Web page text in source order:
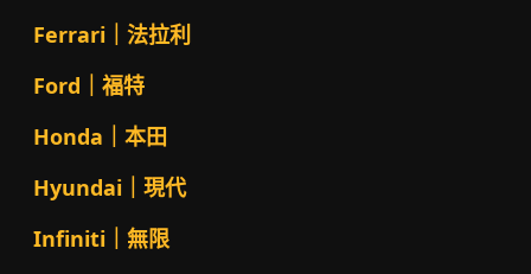
Ferrari｜法拉利
Ford｜福特
Honda｜本田
Hyundai｜現代
Infiniti｜無限